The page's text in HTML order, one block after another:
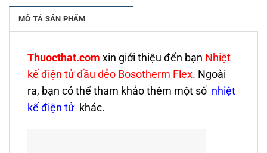
MÔ TẢ SẢN PHẨM
Thuocthat.com xin giới thiệu đến bạn Nhiệt
kế điện tử đầu dẻo Bosotherm Flex. Ngoài
ra, bạn có thể tham khảo thêm một số nhiệt
kế điện tử khác.